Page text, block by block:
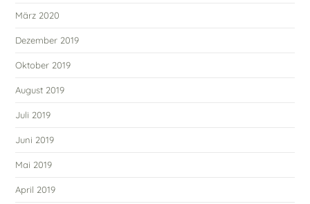
März 2020
Dezember 2019
Oktober 2019
August 2019
Juli 2019
Juni 2019
Mai 2019
April 2019